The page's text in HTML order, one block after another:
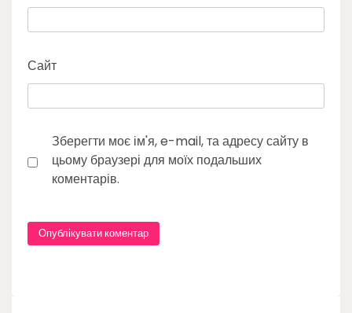
Сайт
Зберегти моє ім'я, e-mail, та адресу сайту в
цьому браузері для моїх подальших
коментарів.